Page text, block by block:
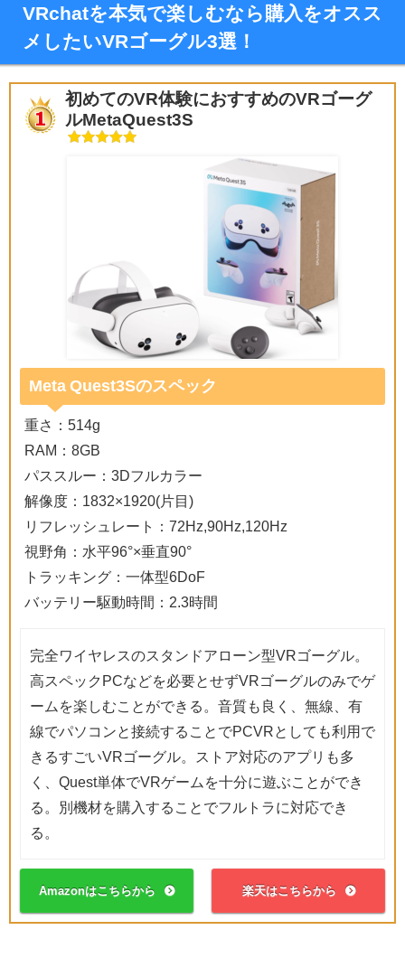
VRchatを本気で楽しむなら購入をオスス
メしたいVRゴーグル3選！
初めてのVR体験におすすめのVRゴーグ
ルMetaQuest3S
Meta Quest3Sのスペック
重さ：514g
RAM：8GB
パススルー：3Dフルカラー
解像度：1832×1920(片目)
リフレッシュレート：72Hz,90Hz,120Hz
視野角：水平96°×垂直90°
トラッキング：一体型6DoF
バッテリー駆動時間：2.3時間
完全ワイヤレスのスタンドアローン型VRゴーグル。
高スペックPCなどを必要とせずVRゴーグルのみでゲ
ームを楽しむことができる。音質も良く、無線、有
線でパソコンと接続することでPCVRとしても利用で
きるすごいVRゴーグル。ストア対応のアプリも多
く、Quest単体でVRゲームを十分に遊ぶことができ
る。別機材を購入することでフルトラに対応でき
る。
Amazonはこちらから 楽天はこちらから